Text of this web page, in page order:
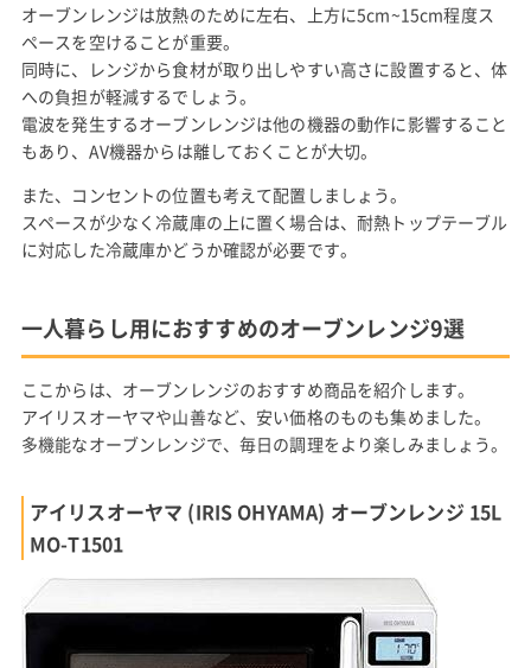
オーブンレンジは放熱のために左右、上方に5cm~15cm程度ス
ペースを空けることが重要。
同時に、レンジから食材が取り出しやすい高さに設置すると、体
への負担が軽減するでしょう。
電波を発生するオーブンレンジは他の機器の動作に影響すること
もあり、AV機器からは離しておくことが大切。
また、コンセントの位置も考えて配置しましょう。
スペースが少なく冷蔵庫の上に置く場合は、耐熱トップテーブル
に対応した冷蔵庫かどうか確認が必要です。
一人暮らし用におすすめのオーブンレンジ9選
ここからは、オーブンレンジのおすすめ商品を紹介します。
アイリスオーヤマや山善など、安い価格のものも集めました。
多機能なオーブンレンジで、毎日の調理をより楽しみましょう。
アイリスオーヤマ (IRIS OHYAMA) オーブンレンジ 15L
MO-T1501